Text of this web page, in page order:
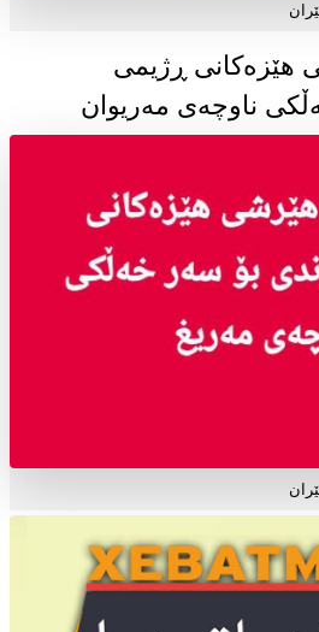
هێزەکانی ڕژیمی
ناوچەی مەریوان